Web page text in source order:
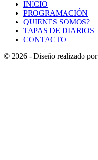
INICIO
PROGRAMACIÓN
QUIENES SOMOS?
TAPAS DE DIARIOS
CONTACTO
© 2026 - Diseño realizado por